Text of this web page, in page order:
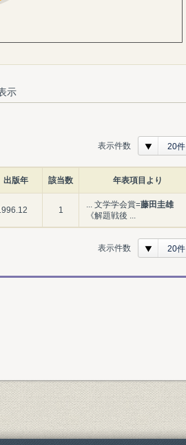
示
表示件数 20件
出版年 該当数 年表項目より
1
... 文学学会賞=藤田圭雄
《解題戦後 ...
表示件数 20件